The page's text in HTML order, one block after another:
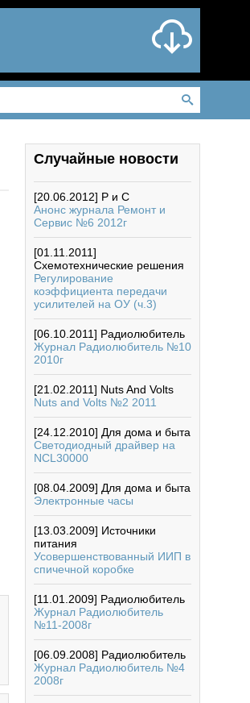
Случайные новости
[20.06.2012] Р и С
Анонс журнала Ремонт и
Сервис №6 2012г
[01.11.2011]
Схемотехнические решения
Регулирование
коэффициента передачи
усилителей на ОУ (ч.3)
[06.10.2011] Радиолюбитель
Журнал Радиолюбитель №10
2010г
[21.02.2011] Nuts And Volts
Nuts and Volts №2 2011
[24.12.2010] Для дома и быта
Светодиодный драйвер на
NCL30000
[08.04.2009] Для дома и быта
Электронные часы
[13.03.2009] Источники
питания
Усовершенствованный ИИП в
спичечной коробке
[11.01.2009] Радиолюбитель
Журнал Радиолюбитель
№11-2008г
[06.09.2008] Радиолюбитель
Журнал Радиолюбитель №4
2008г